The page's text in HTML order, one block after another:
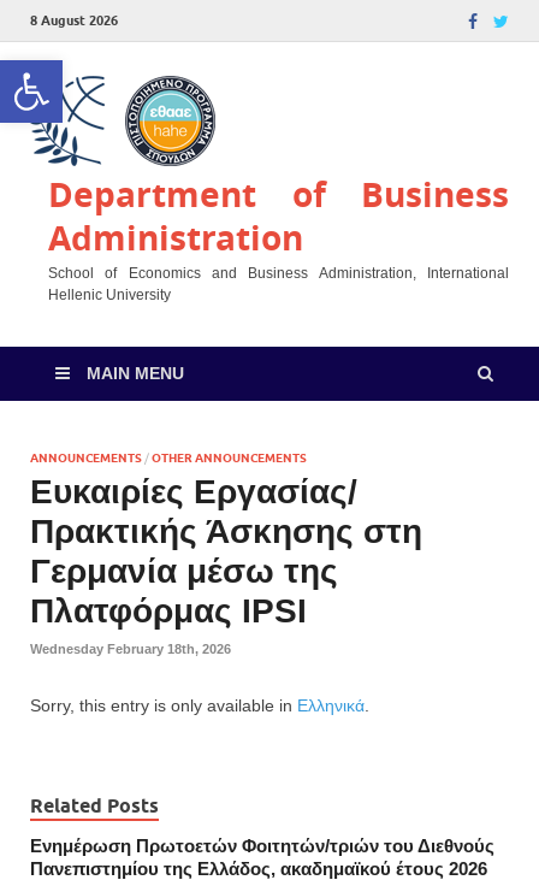
Open toolbar
8 August 2026
Department of Business
Administration
School of Economics and Business Administration, International
Hellenic University
MAIN MENU
ANNOUNCEMENTS /OTHER ANNOUNCEMENTS
Ευκαιρίες Εργασίας/
Πρακτικής Άσκησης στη
Γερμανία μέσω της
Πλατφόρμας IPSI
Wednesday February 18th, 2026
Sorry, this entry is only available in Ελληνικά
Related Posts
Ενημέρωση Πρωτοετών Φοιτητών/τριών του Διεθνούς
Πανεπιστημίου της Ελλάδος, ακαδημαϊκού έτους 2026